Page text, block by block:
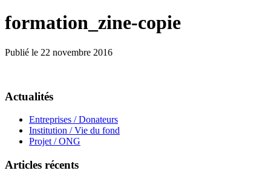
formation_zine-copie
Publié le 22 novembre 2016
Actualités
Entreprises / Donateurs
Institution / Vie du fond
Projet / ONG
Articles récents